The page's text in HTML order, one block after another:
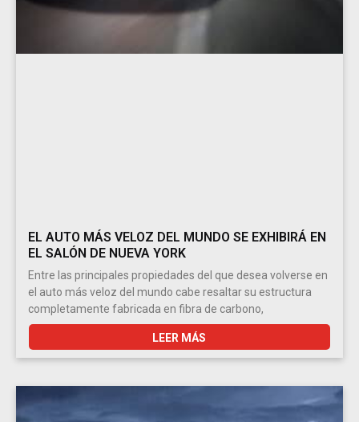
EL AUTO MÁS VELOZ DEL MUNDO SE EXHIBIRÁ EN
EL SALÓN DE NUEVA YORK
Entre las principales propiedades del que desea volverse en
el auto más veloz del mundo cabe resaltar su estructura
completamente fabricada en fibra de carbono,
LEER MÁS